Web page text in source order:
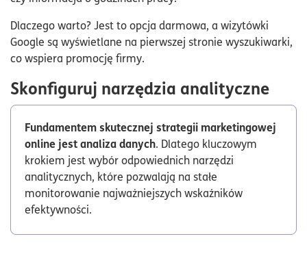
Dlaczego warto? Jest to opcja darmowa, a wizytówki
Google są wyświetlane na pierwszej stronie wyszukiwarki,
co wspiera promocję firmy.
Skonfiguruj narzędzia analityczne
Fundamentem skutecznej strategii marketingowej
online jest analiza danych. Dlatego kluczowym
krokiem jest wybór odpowiednich narzędzi
analitycznych, które pozwalają na stałe
monitorowanie najważniejszych wskaźników
efektywności.